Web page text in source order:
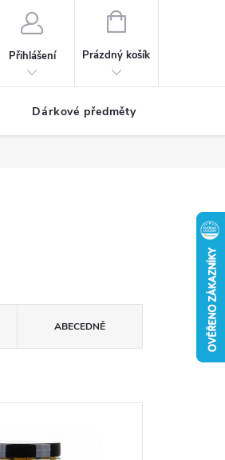
Přihlášení
NÁKUPNÍ
Prázdný košík
Dárkové předměty
ABECEDNĚ